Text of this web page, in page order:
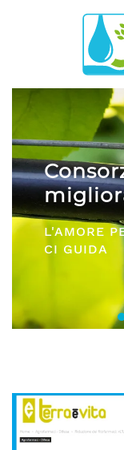
Skip to main
DA
E